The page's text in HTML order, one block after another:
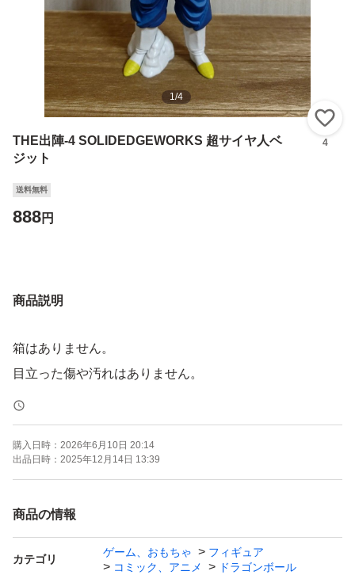
1/4
THE出陣-4 SOLIDEDGEWORKS 超サイヤ人ベ
ジット
4
送料無料
888円
商品説明
箱はありません。
目立った傷や汚れはありません。
購入日時： 2026年6月10日 20:14
出品日時： 2025年12月14日 13:39
商品の情報
カテゴリ
ゲーム、おもちゃ
フィギュア
コミック、アニメ
ドラゴンボール